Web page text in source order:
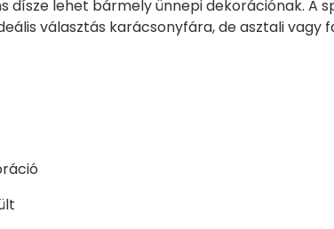
dísze lehet bármely ünnepi dekorációnak.
választás karácsonyfára, de asztali vagy